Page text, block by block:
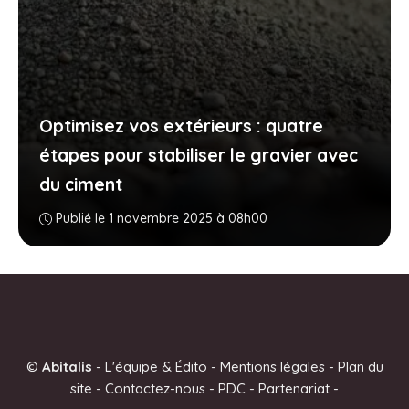
Optimisez vos extérieurs : quatre
étapes pour stabiliser le gravier avec
du ciment
Publié le 1 novembre 2025 à 08h00
© Abitalis - L'équipe & Édito - Mentions légales- Plan du
site - Contactez-nous - PDC - Partenariat -